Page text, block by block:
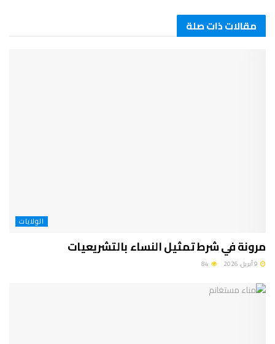
مقالات ذات صلة
الولايات
مرونة في شرط تمثيل النساء بالتشريعيات